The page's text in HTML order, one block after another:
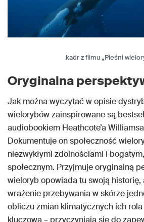
kadr z filmu „Pieśni
Oryginalna
Jak można wyczytać w opisie
wielorybów zainspirowane są
audiobookiem Heathcote’a Williamsa
Dokumentuje on społeczność
niezwykłymi zdolnościami i
społecznym. Przyjmuje oryginalną
wieloryb opowiada tu swoją historię,
wrażenie przebywania w skórze
obliczu zmian klimatycznych ich
kluczowa – przyczyniają się do